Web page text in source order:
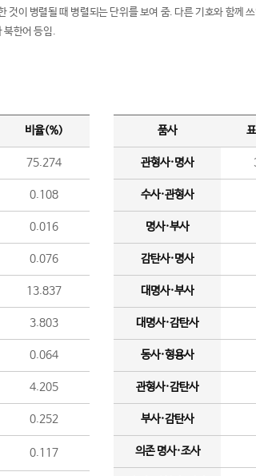
이 병렬될 때 병렬되는 단위를 보여 줌. 다른 기호와 함께
북한어 등임.
비율(%)
75.274
0.108
0.016
0.076
13.837
3.803
0.064
4.205
0.252
0.117
품사
관형사·명사
수사·관형사
명사·부사
감탄사·명사
대명사·부사
대명사·감탄사
동사·형용사
관형사·감탄사
부사·감탄사
의존 명사·조사